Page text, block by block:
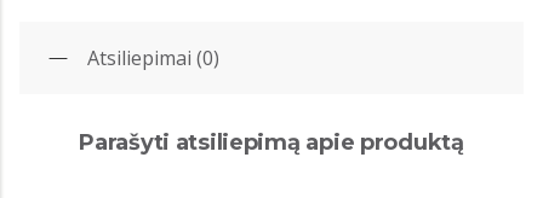
Atsiliepimai (0)
Parašyti atsiliepimą apie produktą